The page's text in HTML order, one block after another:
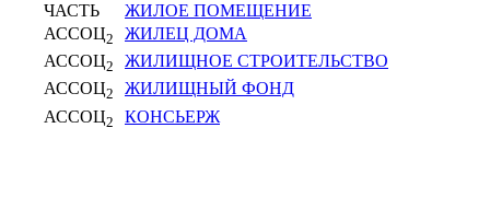
ЧАСТЬ
ЖИЛОЕ ПОМЕЩЕНИЕ
АССОЦ2
ЖИЛЕЦ ДОМА
АССОЦ2
ЖИЛИЩНОЕ СТРОИТЕЛЬСТВО
АССОЦ2
ЖИЛИЩНЫЙ ФОНД
АССОЦ2 КОНСЬЕРЖ